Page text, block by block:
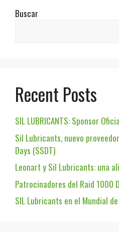
Buscar
Recent Posts
SIL LUBRICANTS: Sponsor
Sil Lubricants, nuevo
Days (SSDT)
Leonart y Sil Lubricants: una
Patrocinadores del Raid 1000
SIL Lubricants en el Mundial